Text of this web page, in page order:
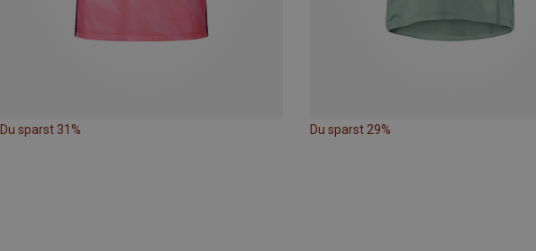
Du sparst 31% Du sparst 29%